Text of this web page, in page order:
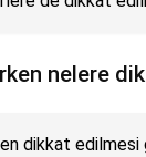
nelere
dikkat